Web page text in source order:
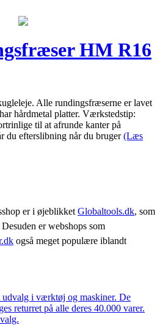
HM R16
Alle rundingsfræserne er lavet
hårdmetal platter. Værkstedstip:
til at afrunde kanter på
du efterslibning når du bruger(Læs
er i øjeblikket Globaltools.dk, som
er webshops som
også meget populære iblandt
udvalg i værktøj og maskiner. De
returret på alle deres 40.000 varer.